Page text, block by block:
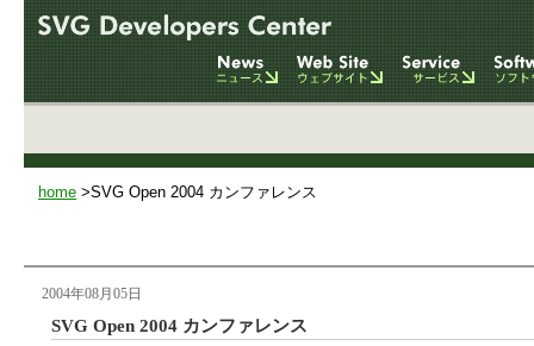
home >SVG Open 2004 カンファレンス
2004年08月05日
SVG Open 2004 カンファレンス